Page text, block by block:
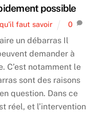
possible
faut savoir 0
un débarras Il
demander à
C’est notamment le
sont des raisons
question. Dans ce
réel, et l’intervention